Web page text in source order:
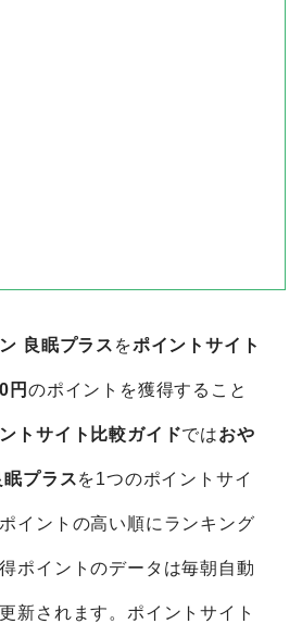
良眠プラス をポイントサイト
円のポイントを獲得すること
トサイト比較ガイドではおや
プラスを1つのポイントサイ
イントの高い順にランキング
ポイントのデータは毎朝自動
新されます。ポイントサイト